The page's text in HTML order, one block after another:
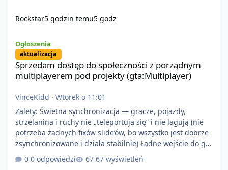
Rockstar5 godzin temu5 godz
Ogłoszenia
aktualizacja
Sprzedam dostęp do społeczności z porządnym
multiplayerem pod projekty (gta:Multiplayer)
VinceKidd · Wtorek o 11:01
Zalety: Świetna synchronizacja — gracze, pojazdy,
strzelanina i ruchy nie „teleportują się” i nie lagują (nie
potrzeba żadnych fixów slide’ów, bo wszystko jest dobrze
zsynchronizowane i działa stabilnie) Ładne wejście do gry
+ solidny antycheat na poziomie multiplayera Wygodne
pisanie własnych modów i skryptów (wsparcie C# / JS /
0 odpowiedzi 67 wyświetleń